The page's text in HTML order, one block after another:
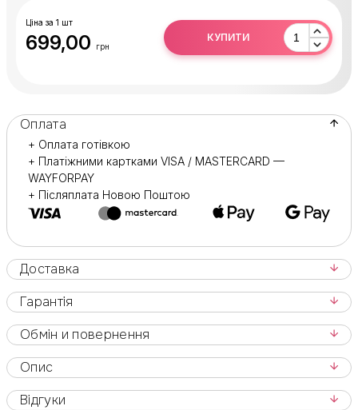
Основу продезинфікувати або простерилізувати.
Ціна за 1 шт
699,00 грн
КУПИТИ
Оплата
+ Оплата готівкою
+ Платіжними картками VISA / MASTERCARD —
WAYFORPAY
+ Післяплата Новою Поштою
Доставка
Гарантія
Обмін и повернення
Опис
Відгуки